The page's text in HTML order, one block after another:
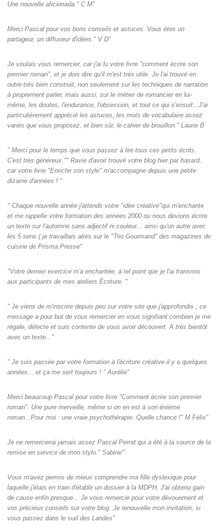
Une nouvelle aficionada." C M"
Merci Pascal pour vos bons conseils et astuces. Vous êtes un
partageur, un diffuseur d'idées." V D"
Je voulais vous remercier, car j'ai lu votre livre "comment écrire son
premier roman", et je dois dire qu'il m'est très utile. Je l'ai trouvé en
outre très bien construit, non seulement sur les techniques de narration
à proprement parler, mais aussi, sur le métier de romancier en lui-
même, les doutes, l'endurance, l'obsession, et tout ce qui s'ensuit...J'ai
particulièrement apprécié les astuces, les mots de vocabulaire assez
variés que vous proposez, et bien sûr, le cahier de brouillon." Laurie B
" Merci pour le temps que vous passez à lire tous ces petits écrits.
C'est très généreux."" Ravie d'avoir trouvé votre blog hier par hasard,
car votre livre "Enrichir son style" m'accompagne depuis une petite
dizaine d'années ! "
" Chaque nouvelle année j'attends votre "idée créative"qui m'enchante
et me rappelle votre formation des années 2000 ou nous devions écrire
un texte sur l'automne sans adjectif ni couleur... ainsi qu'un autre avec
les 5 sens ( je travaillais alors sur le "Trio Gourmand" des magazines de
cuisine de Prisma Presse"
"Votre dernier exercice m'a enchantée, à tel point que je l'ai transmis
aux participants de mes ateliers Écriture. "
" Je viens de m'inscrire depuis peu sur votre site que j'approfondis ; ce
message a pour but de vous remercier en vous signifiant combien je me
régale, délecte et suis contente de vous avoir découvert. A très bientôt
avec un texte..."
" Je suis passée par votre formation à l'écriture créative il y a quelques
années... et ça me sert toujours ! " Aurélie"
Merci beaucoup Pascal pour votre livre "Comment écrire son premier
roman". Une pure merveille, même si on en est à son énième
roman...Pour moi : une vraie psychothérapie. Quelle chance !" M Félix"
Je ne remercierai jamais assez Pascal Perrat qui a été à la source de la
remise en service de mon stylo." Sabine"`
Vous m'avez permis de mieux comprendre ma fille dyslexique pour
laquelle j'étais en train d'établir un dossier à la MDPH. J'ai obtenu gain
de cause enfin presque... Je vous remercie pour votre dévouement et
vos précieux conseils sur votre blog. Je renouvelle mon invitation, si
vous passez dans le sud des Landes"